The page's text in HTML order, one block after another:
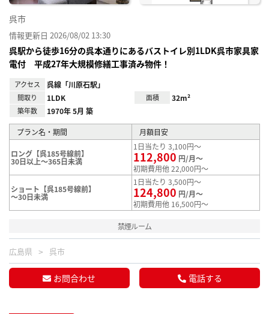
呉市
情報更新日 2026/08/02 13:30
呉駅から徒歩16分の呉本通りにあるバストイレ別1LDK呉市家具家
電付 平成27年大規模修繕工事済み物件！
アクセス 呉線「川原石駅」
間取り 1LDK 面積 32m²
築年数 1970年 5月 築
プラン名・期間 月額目安
ロング【呉185号線前】
30日以上～365日未満
1日当たり 3,100円～
112,800 円/月～
初期費用他 22,000円～
ショート【呉185号線前】
～30日未満
1日当たり 3,500円～
124,800 円/月～
初期費用他 16,500円～
禁煙ルーム
広島県 呉市
お問合わせ 電話する